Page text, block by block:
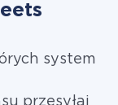
system
przesyłaj